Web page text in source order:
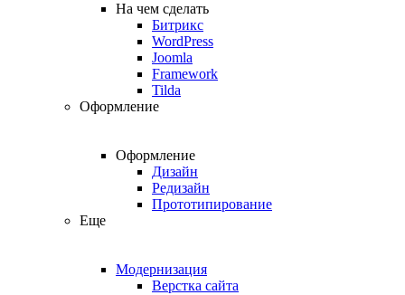
На чем сделать
Битрикс
WordPress
Joomla
Framework
Tilda
Оформление
Оформление
Дизайн
Редизайн
Прототипирование
Еще
Модернизация
Верстка сайта